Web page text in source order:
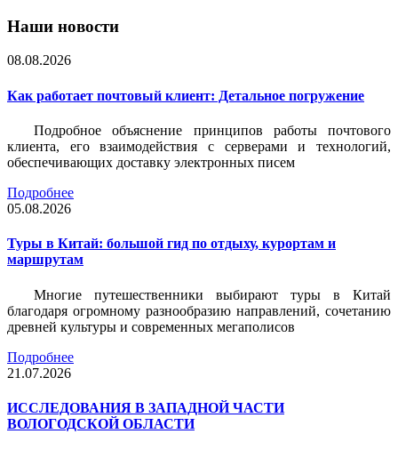
Наши новости
08.08.2026
Как работает почтовый клиент: Детальное погружение
Подробное объяснение принципов работы почтового
клиента, его взаимодействия с серверами и технологий,
обеспечивающих доставку электронных писем
Подробнее
05.08.2026
Туры в Китай: большой гид по отдыху, курортам и
маршрутам
Многие путешественники выбирают туры в Китай
благодаря огромному разнообразию направлений, сочетанию
древней культуры и современных мегаполисов
Подробнее
21.07.2026
ИССЛЕДОВАНИЯ В ЗАПАДНОЙ ЧАСТИ
ВОЛОГОДСКОЙ ОБЛАСТИ